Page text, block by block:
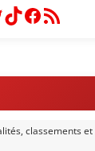
TikTok
Facebook
Flux RSS
classements et